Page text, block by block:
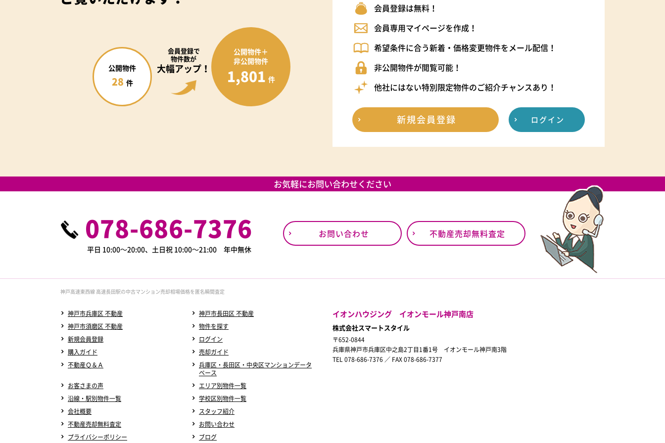
会員登録で
物件数が
大幅アップ！
公開物件
28 件
公開物件＋
非公開物件
1,801 件
会員登録は無料！
会員専用マイページを作成！
希望条件に合う新着・価格変更物件をメール配信！
非公開物件が閲覧可能！
他社にはない特別限定物件のご紹介チャンスあり！
新規会員登録 ログイン
お気軽にお問い合わせください
078-686-7376
平日 10:00～20:00、土日祝 10:00～21:00 年中無休
お問い合わせ 不動産売却無料査定
神戸高速東西線 高速長田駅の中古マンション売却相場価格を匿名瞬間査定
神戸市兵庫区 不動産
神戸市長田区 不動産
神戸市須磨区 不動産
物件を探す
新規会員登録
ログイン
購入ガイド
売却ガイド
不動産Ｑ＆Ａ
兵庫区・長田区・中央区マンションデータ
ベース
お客さまの声
エリア別物件一覧
沿線・駅別物件一覧
学校区別物件一覧
会社概要
スタッフ紹介
不動産売却無料査定
お問い合わせ
プライバシーポリシー
ブログ
イオンハウジング イオンモール神戸南店
株式会社スマートスタイル
〒652-0844
兵庫県神戸市兵庫区中之島2丁目1番1号 イオンモール神戸南3階
TEL 078-686-7376 ／ FAX 078-686-7377